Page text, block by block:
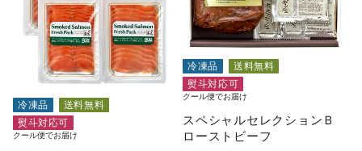
冷凍品
送料無料
熨斗対応可
クール便でお届け
冷凍品
送料無料
熨斗対応可
クール便でお届け
スペシャルセレクションＢ
ローストビーフ